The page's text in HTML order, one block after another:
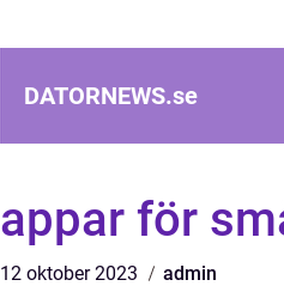
DATORNEWS.se
appar för
12 oktober 2023 admin